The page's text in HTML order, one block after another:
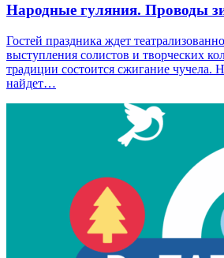
Народные гуляния. Проводы
Гостей праздника ждет
выступления солистов и творческих
традиции состоится сжигание чучела.
найдет…